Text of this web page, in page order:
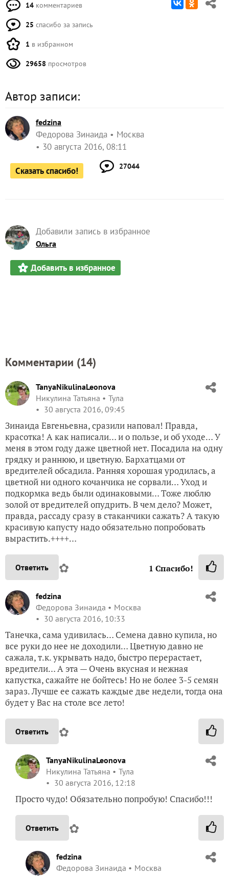
14 комментариев
25 спасибо за запись
1 в избранном
29658 просмотров
Автор записи:
fedzina
Федорова Зинаида
Москва
30 августа 2016, 08:11
Сказать спасибо! 27044
Добавили запись в избранное
Ольга
Добавить в избранное
Комментарии (14)
TanyaNikulinaLeonova
Никулина Татьяна
Тула
30 августа 2016, 09:45
Зинаида Евгеньевна, сразили наповал! Правда,
красотка! А как написали… и о пользе, и об уходе… У
меня в этом году даже цветной нет. Посадила на одну
грядку и раннюю, и цветную. Бархатцами от
вредителей обсадила. Ранняя хорошая уродилась, а
цветной ни одного кочанчика не сорвали… Уход и
подкормка ведь были одинаковыми… Тоже люблю
золой от вредителей опудрить. В чем дело? Может,
правда, рассаду сразу в стаканчики сажать? А такую
красивую капусту надо обязательно попробовать
вырастить.++++…
Ответить ✿ 1 Спасибо!
fedzina
Федорова Зинаида
Москва
30 августа 2016, 10:33
Танечка, сама удивилась… Семена давно купила, но
все руки до нее не доходили… Цветную давно не
сажала, т.к. укрывать надо, быстро перерастает,
вредители… А эта — Очень вкусная и нежная
капустка, сажайте не бойтесь! Но не более 3-5 семян
зараз. Лучше ее сажать каждые две недели, тогда она
будет у Вас на столе все лето!
Ответить ✿
TanyaNikulinaLeonova
Никулина Татьяна
Тула
30 августа 2016, 12:18
Просто чудо! Обязательно попробую! Спасибо!!!
Ответить ✿
fedzina
Федорова Зинаида
Москва